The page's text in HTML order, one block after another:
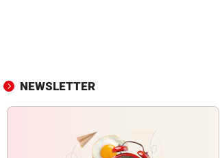
NEWSLETTER